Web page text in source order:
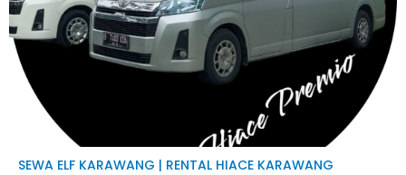
SEWA ELF KARAWANG | RENTAL HIACE KARAWANG